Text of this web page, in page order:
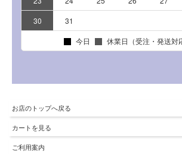
お店のトップへ戻る
カートを見る
ご利用案内